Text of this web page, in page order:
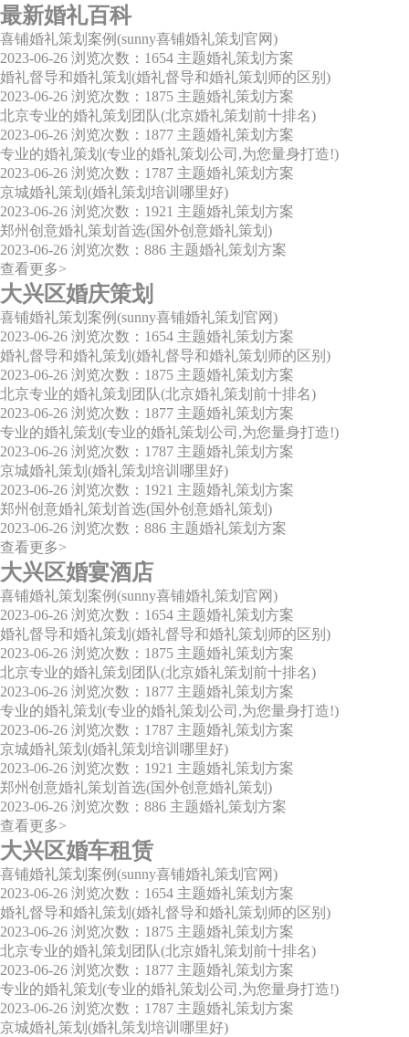
最新婚礼百科
喜铺婚礼策划案例(sunny喜铺婚礼策划官网)
2023-06-26 浏览次数：1654 主题婚礼策划方案
婚礼督导和婚礼策划(婚礼督导和婚礼策划师的区别)
2023-06-26 浏览次数：1875 主题婚礼策划方案
北京专业的婚礼策划团队(北京婚礼策划前十排名)
2023-06-26 浏览次数：1877 主题婚礼策划方案
专业的婚礼策划(专业的婚礼策划公司,为您量身打造!)
2023-06-26 浏览次数：1787 主题婚礼策划方案
京城婚礼策划(婚礼策划培训哪里好)
2023-06-26 浏览次数：1921 主题婚礼策划方案
郑州创意婚礼策划首选(国外创意婚礼策划)
2023-06-26 浏览次数：886 主题婚礼策划方案
查看更多>
大兴区婚庆策划
喜铺婚礼策划案例(sunny喜铺婚礼策划官网)
2023-06-26 浏览次数：1654 主题婚礼策划方案
婚礼督导和婚礼策划(婚礼督导和婚礼策划师的区别)
2023-06-26 浏览次数：1875 主题婚礼策划方案
北京专业的婚礼策划团队(北京婚礼策划前十排名)
2023-06-26 浏览次数：1877 主题婚礼策划方案
专业的婚礼策划(专业的婚礼策划公司,为您量身打造!)
2023-06-26 浏览次数：1787 主题婚礼策划方案
京城婚礼策划(婚礼策划培训哪里好)
2023-06-26 浏览次数：1921 主题婚礼策划方案
郑州创意婚礼策划首选(国外创意婚礼策划)
2023-06-26 浏览次数：886 主题婚礼策划方案
查看更多>
大兴区婚宴酒店
喜铺婚礼策划案例(sunny喜铺婚礼策划官网)
2023-06-26 浏览次数：1654 主题婚礼策划方案
婚礼督导和婚礼策划(婚礼督导和婚礼策划师的区别)
2023-06-26 浏览次数：1875 主题婚礼策划方案
北京专业的婚礼策划团队(北京婚礼策划前十排名)
2023-06-26 浏览次数：1877 主题婚礼策划方案
专业的婚礼策划(专业的婚礼策划公司,为您量身打造!)
2023-06-26 浏览次数：1787 主题婚礼策划方案
京城婚礼策划(婚礼策划培训哪里好)
2023-06-26 浏览次数：1921 主题婚礼策划方案
郑州创意婚礼策划首选(国外创意婚礼策划)
2023-06-26 浏览次数：886 主题婚礼策划方案
查看更多>
大兴区婚车租赁
喜铺婚礼策划案例(sunny喜铺婚礼策划官网)
2023-06-26 浏览次数：1654 主题婚礼策划方案
婚礼督导和婚礼策划(婚礼督导和婚礼策划师的区别)
2023-06-26 浏览次数：1875 主题婚礼策划方案
北京专业的婚礼策划团队(北京婚礼策划前十排名)
2023-06-26 浏览次数：1877 主题婚礼策划方案
专业的婚礼策划(专业的婚礼策划公司,为您量身打造!)
2023-06-26 浏览次数：1787 主题婚礼策划方案
京城婚礼策划(婚礼策划培训哪里好)